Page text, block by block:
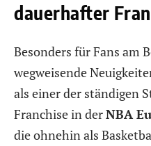
dauerhafter
Besonders für Fans am
wegweisende
als einer der ständigen
Franchise in derNBA
die ohnehin als